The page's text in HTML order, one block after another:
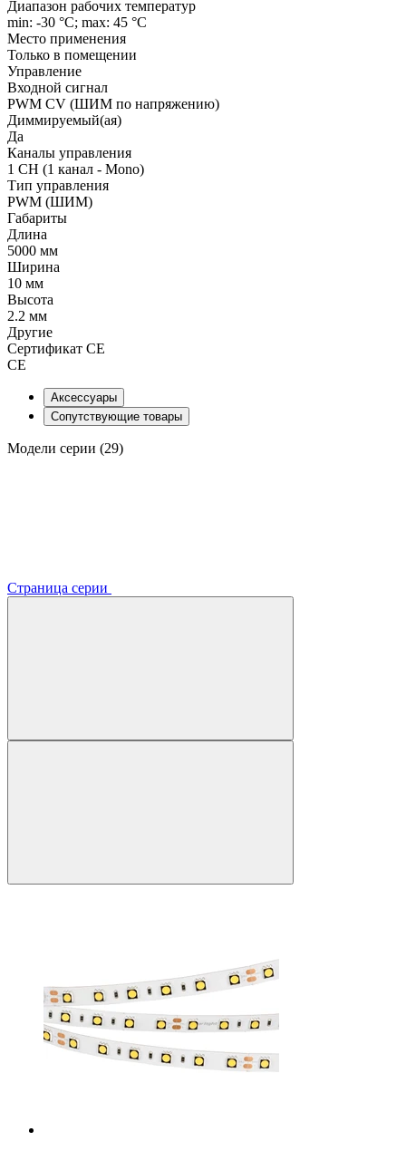
Диапазон рабочих температур
min: -30 °C; max: 45 °C
Место применения
Только в помещении
Управление
Входной сигнал
PWM СV (ШИМ по напряжению)
Диммируемый(ая)
Да
Каналы управления
1 CH (1 канал - Mono)
Тип управления
PWM (ШИМ)
Габариты
Длина
5000 мм
Ширина
10 мм
Высота
2.2 мм
Другие
Сертификат CE
CE
Аксессуары
Сопутствующие товары
Модели серии (29)
Страница серии